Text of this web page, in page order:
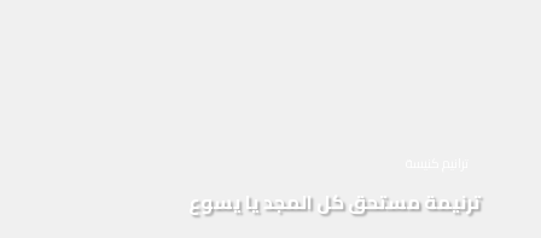
ترنيمة مستحق كل المجد يا يسوع